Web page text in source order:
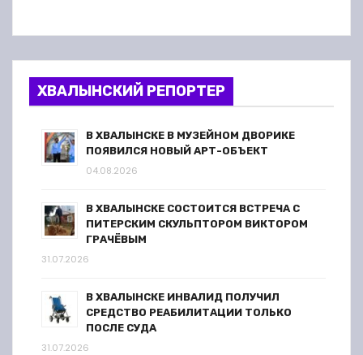
ХВАЛЫНСКИЙ РЕПОРТЕР
В ХВАЛЫНСКЕ В МУЗЕЙНОМ ДВОРИКЕ
ПОЯВИЛСЯ НОВЫЙ АРТ-ОБЪЕКТ
04.08.2026
В ХВАЛЫНСКЕ СОСТОИТСЯ ВСТРЕЧА С
ПИТЕРСКИМ СКУЛЬПТОРОМ ВИКТОРОМ
ГРАЧЁВЫМ
31.07.2026
В ХВАЛЫНСКЕ ИНВАЛИД ПОЛУЧИЛ
СРЕДСТВО РЕАБИЛИТАЦИИ ТОЛЬКО
ПОСЛЕ СУДА
31.07.2026